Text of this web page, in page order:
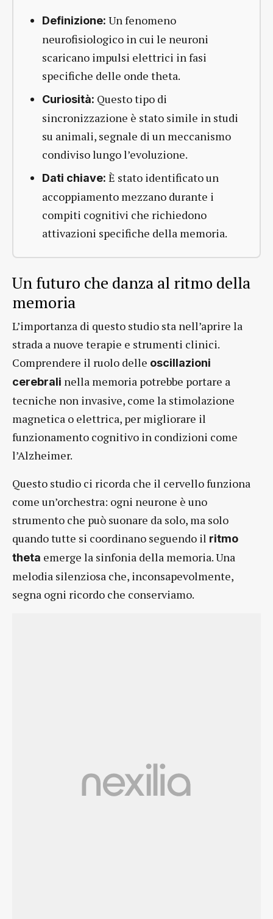
Definizione: Un fenomeno
neurofisiologico in cui le neuroni
scaricano impulsi elettrici in fasi
specifiche delle onde theta.
Curiosità: Questo tipo di
sincronizzazione è stato simile in studi
su animali, segnale di un meccanismo
condiviso lungo l’evoluzione.
Dati chiave: È stato identificato un
accoppiamento mezzano durante i
compiti cognitivi che richiedono
attivazioni specifiche della memoria.
Un futuro che danza al ritmo della
memoria
L’importanza di questo studio sta nell’aprire la
strada a nuove terapie e strumenti clinici.
Comprendere il ruolo delle oscillazioni
cerebrali nella memoria potrebbe portare a
tecniche non invasive, come la stimolazione
magnetica o elettrica, per migliorare il
funzionamento cognitivo in condizioni come
l’Alzheimer.
Questo studio ci ricorda che il cervello funziona
come un’orchestra: ogni neurone è uno
strumento che può suonare da solo, ma solo
quando tutte si coordinano seguendo il ritmo
theta emerge la sinfonia della memoria. Una
melodia silenziosa che, inconsapevolmente,
segna ogni ricordo che conserviamo.